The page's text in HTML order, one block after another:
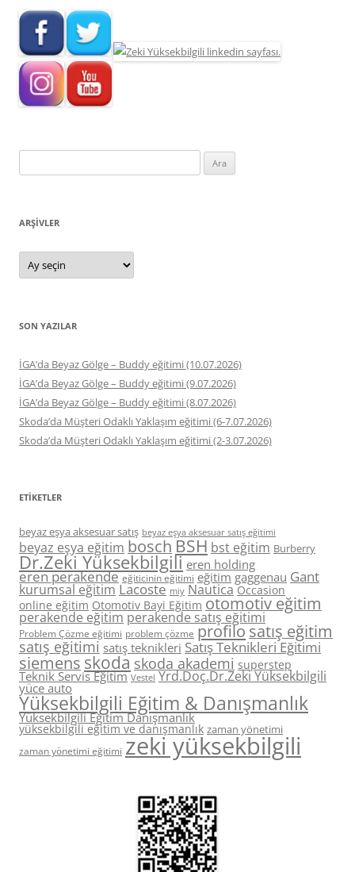
ARŞIVLER
Arşivler
SON YAZILAR
İGA’da Beyaz Gölge – Buddy eğitimi (10.07.2026)
İGA’da Beyaz Gölge – Buddy eğitimi (9.07.2026)
İGA’da Beyaz Gölge – Buddy eğitimi (8.07.2026)
Skoda’da Müşteri Odaklı Yaklaşım eğitimi (6-7.07.2026)
Skoda’da Müşteri Odaklı Yaklaşım eğitimi (2-3.07.2026)
ETIKETLER
beyaz eşya aksesuar satış beyaz eşya aksesuar satış eğitimi
beyaz eşya eğitim boschBSH bst eğitim Burberry
Dr.Zeki Yüksekbilgili eren holding
eren perakende eğiticinin eğitimi eğitim gaggenau Gant
kurumsal eğitim Lacoste miy Nautica Occasion
online eğitim Otomotiv Bayi Eğitim otomotiv eğitim
perakende eğitim perakende satış eğitimi
Problem Çözme eğitimi problem çözme profilo satış eğitim
satış eğitimi satış teknikleri Satış Teknikleri Eğitimi
siemens skoda skoda akademi superstep
Teknik Servis Eğitim Vestel Yrd.Doç.Dr.Zeki Yüksekbilgili
yüce auto
Yüksekbilgili Eğitim & Danışmanlık
Yüksekbilgili Eğitim Danışmanlık
yüksekbilgili eğitim ve danışmanlık zaman yönetimi
zaman yönetimi eğitimi zeki yüksekbilgili